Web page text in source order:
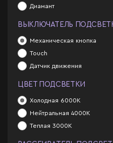
Диамант
ВЫКЛЮЧАТЕЛЬ
Механическая кнопка
Touch
Датчик движения
ЦВЕТ ПОДСВЕТКИ
Холодная 6000К
Нейтральная 4000К
Теплая 3000К